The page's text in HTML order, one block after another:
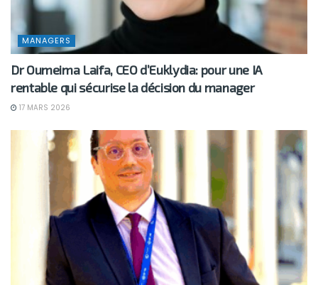
MANAGERS
Dr Oumeima Laifa, CEO d’Euklydia: pour une IA
rentable qui sécurise la décision du manager
17 MARS 2026